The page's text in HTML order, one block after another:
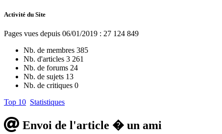
Activité du Site
Pages vues depuis 06/01/2019 : 27 124 849
Nb. de membres 385
Nb. d'articles 3 261
Nb. de forums 24
Nb. de sujets 13
Nb. de critiques 0
Top 10 Statistiques
Envoi de l'article � un ami